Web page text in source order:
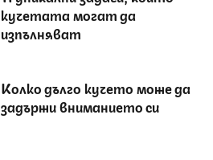
кучетата могат да
изпълняват
Колко дълго кучето може да
задържи вниманието си